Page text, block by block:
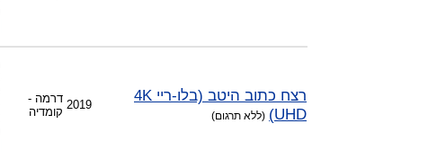
רצח כתוב היטב (בלו-ריי 4K
UHD)
(ללא תרגום)
2019 דרמה -
קומדיה